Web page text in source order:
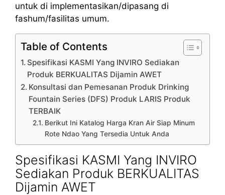
untuk di implementasikan/dipasang di
fashum/fasilitas umum.
Table of Contents
Spesifikasi KASMI Yang INVIRO Sediakan
Produk BERKUALITAS Dijamin AWET
Konsultasi dan Pemesanan Produk Drinking
Fountain Series (DFS) Produk LARIS Produk
TERBAIK
Berikut Ini Katalog Harga Kran Air Siap Minum
Rote Ndao Yang Tersedia Untuk Anda
Spesifikasi KASMI Yang INVIRO
Sediakan Produk BERKUALITAS
Dijamin AWET